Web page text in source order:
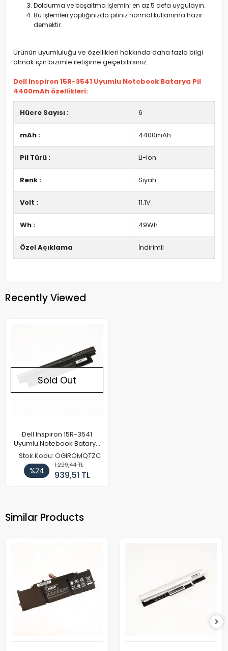
Doldurma ve boşaltma işlemini en az 5 defa uygulayın.
Bu işlemleri yaptığınızda piliniz normal kullanıma hazır
demektir.
Ürünün uyumluluğu ve özellikleri hakkında daha fazla bilgi
almak için bizimle iletişime geçebilirsiniz.
Dell Inspiron 15R-3541 Uyumlu Notebook Batarya Pil
4400mAh özellikleri:
Hücre Sayısı : 6
mAh : 4400mAh
Pil Türü : Li-Ion
Renk : Siyah
Volt : 11.1V
Wh : 49Wh
Özel Açıklama İndirimli
Recently Viewed
Sold Out
Dell Inspiron 15R-3541
Uyumlu Notebook Batarya
Pil 4400mAh
Stok Kodu: OGIROMQTZC
%24
1.229,44 TL
939,51 TL
Similar Products